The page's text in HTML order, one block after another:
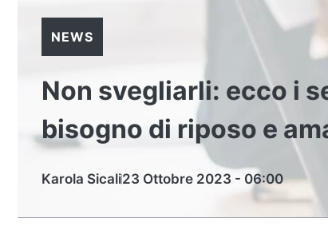
NEWS
Non svegliarli: ecco i
bisogno di riposo e
Karola Sicali23 Ottobre 2023 - 06:00